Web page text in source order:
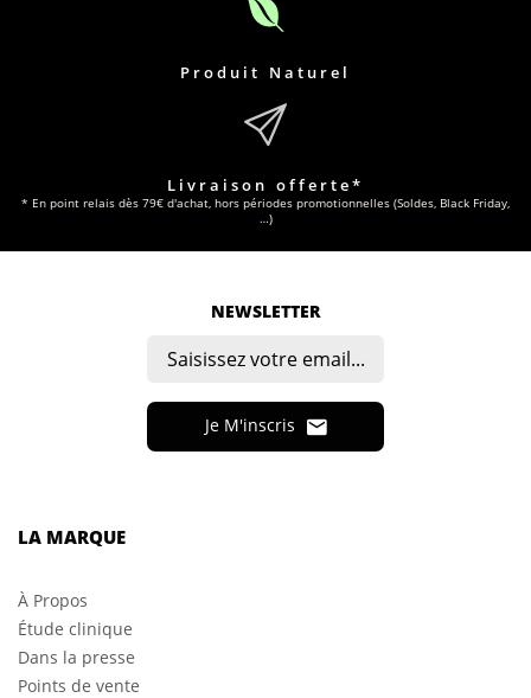
Produit Naturel
Livraison offerte*
* En point relais dès 79€ d'achat, hors périodes promotionnelles (Soldes, Black Friday,
…)
NEWSLETTER
Je M'inscris
LA MARQUE
À Propos
Étude clinique
Dans la presse
Points de vente